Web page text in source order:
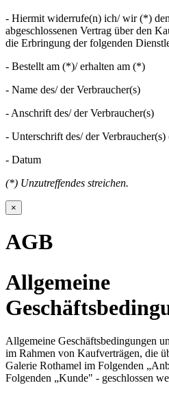
- Hiermit widerrufe(n) ich/ wir (*)
abgeschlossenen Vertrag über den
die Erbringung der folgenden
- Bestellt am (*)/ erhalten am (*)
- Name des/ der Verbraucher(s)
- Anschrift des/ der Verbraucher(s)
- Unterschrift des/ der
- Datum
(*) Unzutreffendes streichen.
×
AGB
Allgemeine
Allgemeine Geschäftsbedingungen
im Rahmen von Kaufverträgen, die
Galerie Rothamel im Folgenden
Folgenden „Kunde" - geschlossen